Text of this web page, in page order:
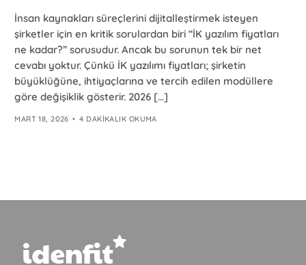
İnsan kaynakları süreçlerini dijitalleştirmek isteyen
şirketler için en kritik sorulardan biri “İK yazılım fiyatları
ne kadar?” sorusudur. Ancak bu sorunun tek bir net
cevabı yoktur. Çünkü İK yazılımı fiyatları; şirketin
büyüklüğüne, ihtiyaçlarına ve tercih edilen modüllere
göre değişiklik gösterir. 2026 […]
MART 18, 2026 4 DAKIKALIK OKUMA